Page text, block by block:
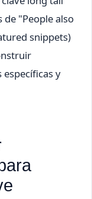
de "People also
snippets)
y